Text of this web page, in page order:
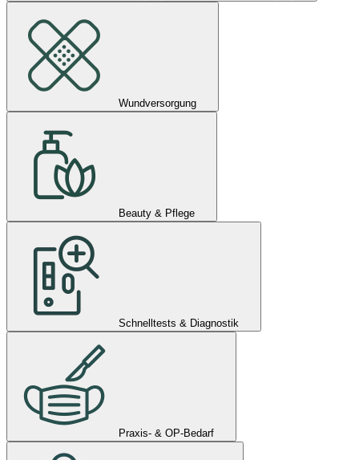
Wundversorgung
Beauty & Pflege
Schnelltests & Diagnostik
Praxis- & OP-Bedarf